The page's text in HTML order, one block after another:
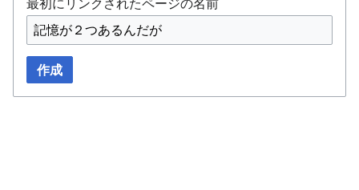
最初にリンクされたページの名前
作成